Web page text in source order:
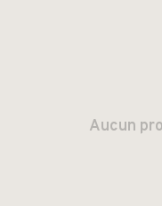
Aucun